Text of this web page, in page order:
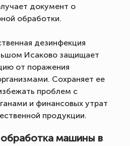
документ о
обработки.
дезинфекция
Исаково защищает
от поражения
Сохраняет ее
проблем с
и финансовых утрат
продукции.
машины в